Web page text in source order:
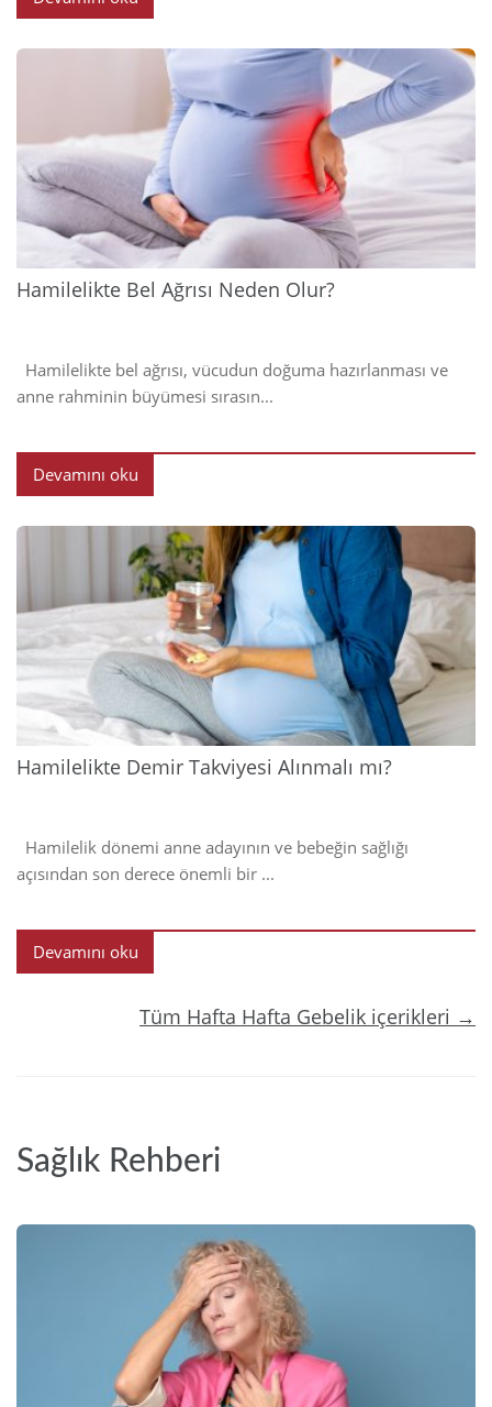
2024
Hamilelikte Bel Ağrısı Neden Olur?
Hamilelikte bel ağrısı, vücudun doğuma hazırlanması ve
anne rahminin büyümesi sırasın...
Devamını oku
2024
Hamilelikte Demir Takviyesi Alınmalı mı?
Hamilelik dönemi anne adayının ve bebeğin sağlığı
açısından son derece önemli bir ...
Devamını oku
Tüm Hafta Hafta Gebelik içerikleri →
Sağlık Rehberi